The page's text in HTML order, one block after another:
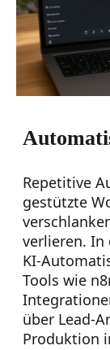
Repetitive
gestützte
verlieren. In
KI-
Tools wie
über Lead-
Produktion